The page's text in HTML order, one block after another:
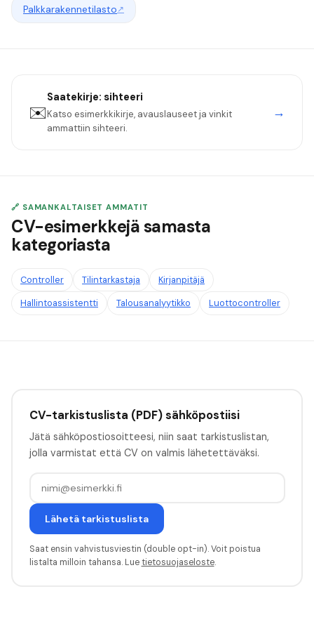
Palkkarakennetilasto↗
✉️
Saatekirje: sihteeri
Katso esimerkkikirje, avauslauseet ja vinkit
ammattiin sihteeri.
→
🔗 SAMANKALTAISET AMMATIT
CV-esimerkkejä samasta
kategoriasta
Controller Tilintarkastaja
Kirjanpitäjä
Hallintoassistentti
Talousanalyytikko Luottocontroller
CV-tarkistuslista (PDF) sähköpostiisi
Jätä sähköpostiosoitteesi, niin saat tarkistuslistan,
jolla varmistat että CV on valmis lähetettäväksi.
Lähetä tarkistuslista
Saat ensin vahvistusviestin (double opt-in). Voit poistua
listalta milloin tahansa. Luetietosuojaseloste.